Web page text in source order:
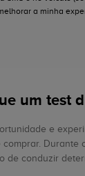
a minha
um test
e
Durante
de conduzir